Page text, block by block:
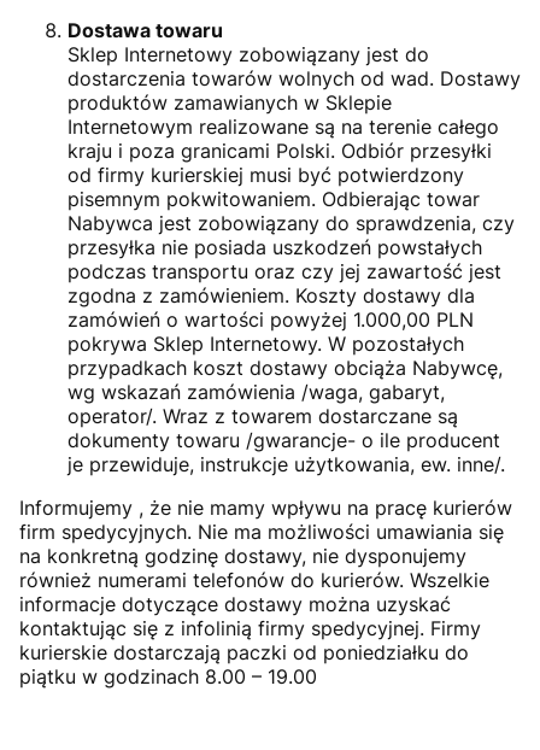
Dostawa towaru
Sklep Internetowy zobowiązany jest do
dostarczenia towarów wolnych od wad. Dostawy
produktów zamawianych w Sklepie
Internetowym realizowane są na terenie całego
kraju i poza granicami Polski. Odbiór przesyłki
od firmy kurierskiej musi być potwierdzony
pisemnym pokwitowaniem. Odbierając towar
Nabywca jest zobowiązany do sprawdzenia, czy
przesyłka nie posiada uszkodzeń powstałych
podczas transportu oraz czy jej zawartość jest
zgodna z zamówieniem. Koszty dostawy dla
zamówień o wartości powyżej 1.000,00 PLN
pokrywa Sklep Internetowy. W pozostałych
przypadkach koszt dostawy obciąża Nabywcę,
wg wskazań zamówienia /waga, gabaryt,
operator/. Wraz z towarem dostarczane są
dokumenty towaru /gwarancje- o ile producent
je przewiduje, instrukcje użytkowania, ew. inne/.
Informujemy , że nie mamy wpływu na pracę kurierów
firm spedycyjnych. Nie ma możliwości umawiania się
na konkretną godzinę dostawy, nie dysponujemy
również numerami telefonów do kurierów. Wszelkie
informacje dotyczące dostawy można uzyskać
kontaktując się z infolinią firmy spedycyjnej. Firmy
kurierskie dostarczają paczki od poniedziałku do
piątku w godzinach 8.00 – 19.00